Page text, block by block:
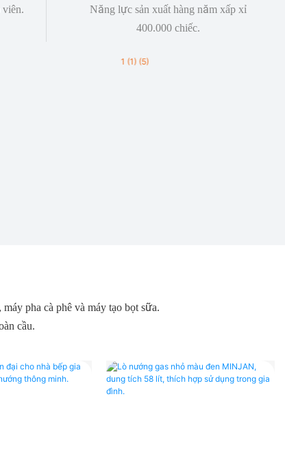
Năng lực sản xuất hàng năm xấp xỉ
400.000 chiếc.
pha cà phê và máy tạo bọt sữa.
cầu.